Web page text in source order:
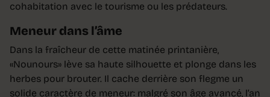
cohabitation avec le tourisme ou les prédateurs.
Meneur dans l’âme
Dans la fraîcheur de cette matinée printanière,
«Nounours» lève sa haute silhouette et plonge dans les
herbes pour brouter. Il cache derrière son flegme un
solide caractère de meneur: malgré son âge avancé, l’an